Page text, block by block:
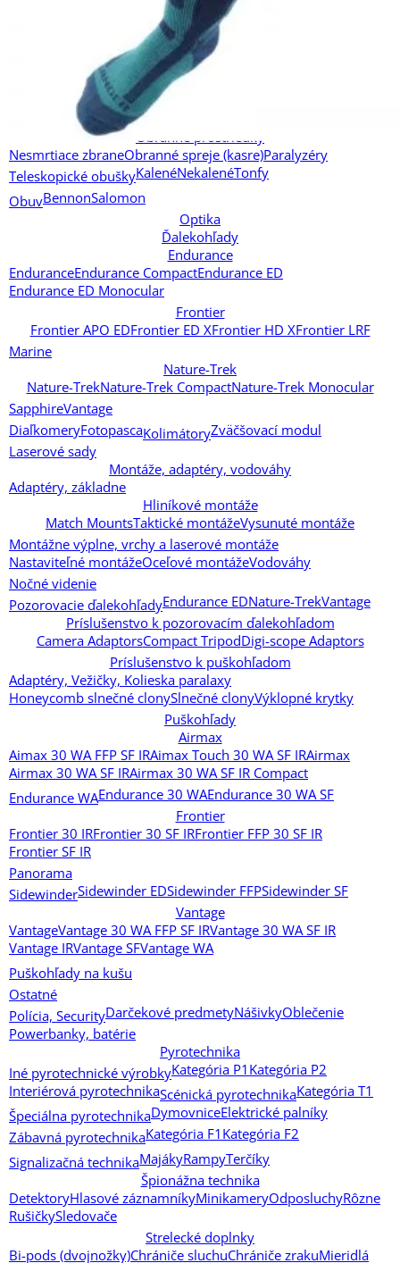
Kukly Nohavice
Termoprádlo
BundyČiapky Mikiny, vesty
Dlhý rukávKrátky rukáv
Obranné prostriedky
Nesmrtiace zbraneObranné spreje (kasre)Paralyzéry
Teleskopické obuškyKalenéNekalenéTonfy
ObuvBennonSalomon
Optika
Ďalekohľady
Endurance
EnduranceEndurance CompactEndurance ED
Endurance ED Monocular
Frontier
Frontier APO EDFrontier ED XFrontier HD XFrontier LRF
Marine
Nature-Trek
Nature-TrekNature-Trek CompactNature-Trek Monocular
SapphireVantage
DiaľkomeryFotopascaKolimátoryZväčšovací modul
Laserové sady
Montáže, adaptéry, vodováhy
Adaptéry, základne
Hliníkové montáže
Match MountsTaktické montážeVysunuté montáže
Montážne výplne, vrchy a laserové montáže
Nastaviteľné montážeOceľové montážeVodováhy
Nočné videnie
Pozorovacie ďalekohľadyEndurance EDNature-TrekVantage
Príslušenstvo k pozorovacím ďalekohľadom
Camera AdaptorsCompact TripodDigi-scope Adaptors
Príslušenstvo k puškohľadom
Adaptéry, Vežičky, Kolieska paralaxy
Honeycomb slnečné clonySlnečné clonyVýklopné krytky
Puškohľady
Airmax
Aimax 30 WA FFP SF IRAimax Touch 30 WA SF IRAirmax
Airmax 30 WA SF IRAirmax 30 WA SF IR Compact
Endurance WAEndurance 30 WAEndurance 30 WA SF
Frontier
Frontier 30 IRFrontier 30 SF IRFrontier FFP 30 SF IR
Frontier SF IR
Panorama
SidewinderSidewinder EDSidewinder FFPSidewinder SF
Vantage
VantageVantage 30 WA FFP SF IRVantage 30 WA SF IR
Vantage IRVantage SFVantage WA
Puškohľady na kušu
Ostatné
Polícia, SecurityDarčekové predmetyNášivkyOblečenie
Powerbanky, batérie
Pyrotechnika
Iné pyrotechnické výrobkyKategória P1 Kategória P2
Interiérová pyrotechnikaScénická pyrotechnikaKategória T1
Špeciálna pyrotechnikaDymovniceElektrické palníky
Zábavná pyrotechnikaKategória F1 Kategória F2
Signalizačná technikaMajákyRampyTerčíky
Špionážna technika
DetektoryHlasové záznamníkyMinikameryOdposluchyRôzne
RušičkySledovače
Strelecké doplnky
Bi-pods (dvojnožky)Chrániče sluchuChrániče zrakuMieridlá